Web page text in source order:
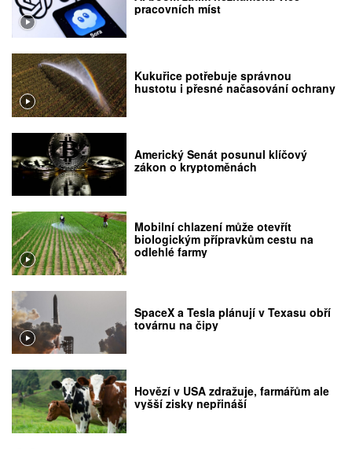
pracovních míst
Kukuřice potřebuje správnou
hustotu i přesné načasování ochrany
Americký Senát posunul klíčový
zákon o kryptoměnách
Mobilní chlazení může otevřít
biologickým přípravkům cestu na
odlehlé farmy
SpaceX a Tesla plánují v Texasu obří
továrnu na čipy
Hovězí v USA zdražuje, farmářům ale
vyšší zisky nepřináší